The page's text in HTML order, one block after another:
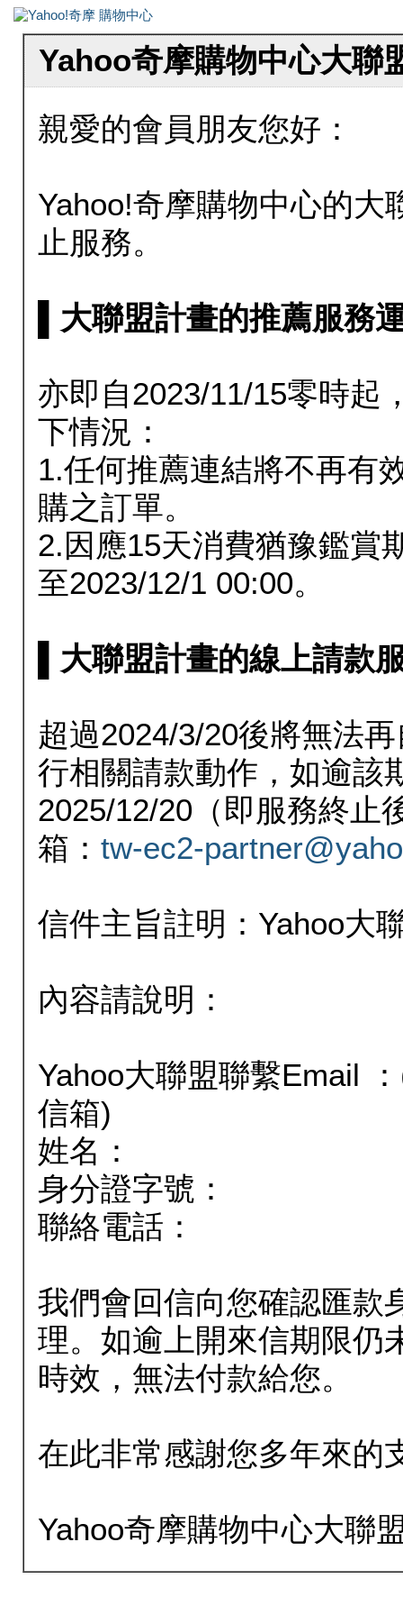
Yahoo奇摩購物中心大聯
親愛的會員朋友您好：
Yahoo!奇摩購物中心的大
止服務。
▌大聯盟計畫的推薦服務
亦即自2023/11/15零時起
下情況：
1.任何推薦連結將不再有
購之訂單。
2.因應15天消費猶豫鑑賞
至2023/12/1 00:00。
▌大聯盟計畫的線上請款
超過2024/3/20後將無法
行相關請款動作，如逾該
2025/12/20（即服務終止
箱： tw-ec2-
信件主旨註明：Yahoo大
內容請說明：
Yahoo大聯盟聯繫Email
信箱)
姓名：
身分證字號：
聯絡電話：
我們會回信向您確認匯款
理。如逾上開來信期限仍
時效，無法付款給您。
在此非常感謝您多年來的
Yahoo奇摩購物中心大